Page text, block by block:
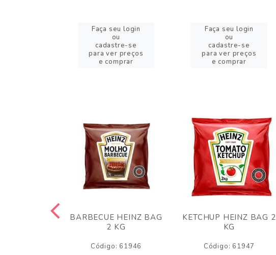
Faça seu login
ou
cadastre-se
para ver preços
e comprar
Faça seu login
ou
cadastre-se
para ver preços
e comprar
BARBECUE HEINZ BAG
2 KG
Código: 61946
KETCHUP HEINZ BAG 2
KG
Código: 61947